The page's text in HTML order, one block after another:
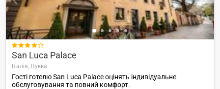

San Luca Palace
Італія, Лукка
Гості готелю San Luca Palace оцінять індивідуальне
обслуговування та повний комфорт.